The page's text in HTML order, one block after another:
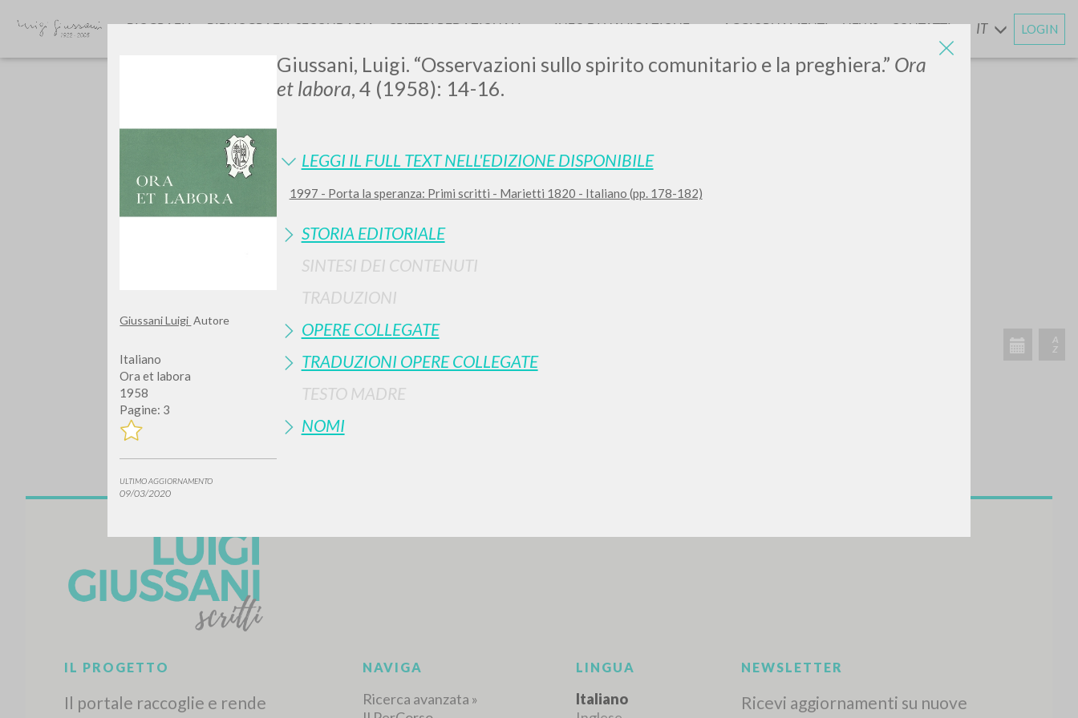
Giussani Luigi Autore
Italiano
Ora et labora
1958
Pagine: 3
ULTIMO AGGIORNAMENTO
09/03/2020
Giussani, Luigi. “Osservazioni sullo spirito comunitario e la preghiera.” Ora
et labora, 4 (1958): 14-16.
LEGGI IL FULL TEXT NELL'EDIZIONE DISPONIBILE
1997 - Porta la speranza: Primi scritti - Marietti 1820 - Italiano (pp. 178-182)
STORIA EDITORIALE
SINTESI DEI CONTENUTI
TRADUZIONI
OPERE COLLEGATE
TRADUZIONI OPERE COLLEGATE
TESTO MADRE
NOMI
LUIGI
GIUSSANI
scritti
BIOGRAFIA BIBLIOGRAFIA SECONDARIA CRITERI REDAZIONALI INFO DI NAVIGAZIONE AGGIORNAMENTIENEWS CONTATTI IT LOGIN
TIPOLOGIA OPERA